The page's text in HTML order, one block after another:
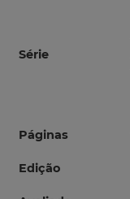
Série
Páginas
Edição